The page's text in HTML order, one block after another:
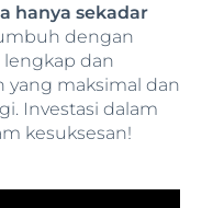
hanya sekadar
dengan
dan
yang maksimal dan
Investasi dalam
kesuksesan!